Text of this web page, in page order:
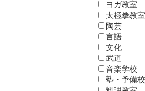
ヨガ教室
太極拳教室
陶芸
言語
文化
武道
音楽学校
塾・予備校